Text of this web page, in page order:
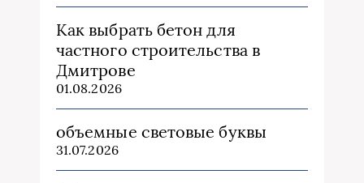
Как выбрать бетон для
частного строительства в
Дмитрове
01.08.2026
объемные световые буквы
31.07.2026